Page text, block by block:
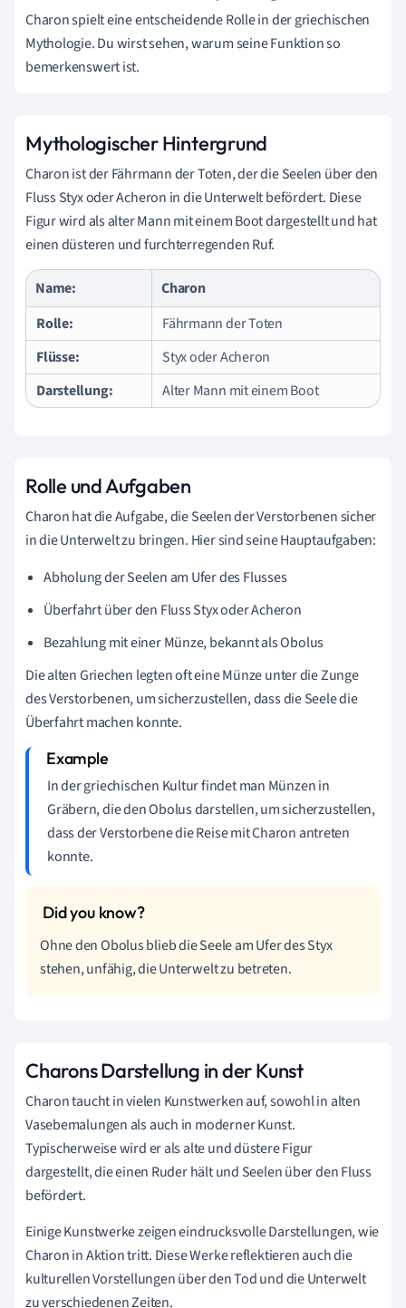
Charon spielt eine entscheidende Rolle in der griechischen
Mythologie. Du wirst sehen, warum seine Funktion so
bemerkenswert ist.
Mythologischer Hintergrund
Charon ist der Fährmann der Toten, der die Seelen über den
Fluss Styx oder Acheron in die Unterwelt befördert. Diese
Figur wird als alter Mann mit einem Boot dargestellt und hat
einen düsteren und furchterregenden Ruf.
Name:
Charon
Rolle:
Fährmann der Toten
Flüsse:
Styx oder Acheron
Darstellung:
Alter Mann mit einem Boot
Rolle und Aufgaben
Charon hat die Aufgabe, die Seelen der Verstorbenen sicher
in die Unterwelt zu bringen. Hier sind seine Hauptaufgaben:
Abholung der Seelen am Ufer des Flusses
Überfahrt über den Fluss Styx oder Acheron
Bezahlung mit einer Münze, bekannt als Obolus
Die alten Griechen legten oft eine Münze unter die Zunge
des Verstorbenen, um sicherzustellen, dass die Seele die
Überfahrt machen konnte.
In der griechischen Kultur findet man Münzen in
Gräbern, die den Obolus darstellen, um sicherzustellen,
dass der Verstorbene die Reise mit Charon antreten
konnte.
Ohne den Obolus blieb die Seele am Ufer des Styx
stehen, unfähig, die Unterwelt zu betreten.
Charons Darstellung in der Kunst
Charon taucht in vielen Kunstwerken auf, sowohl in alten
Vasebemalungen als auch in moderner Kunst.
Typischerweise wird er als alte und düstere Figur
dargestellt, die einen Ruder hält und Seelen über den Fluss
befördert.
Einige Kunstwerke zeigen eindrucksvolle Darstellungen, wie
Charon in Aktion tritt. Diese Werke reflektieren auch die
kulturellen Vorstellungen über den Tod und die Unterwelt
zu verschiedenen Zeiten.